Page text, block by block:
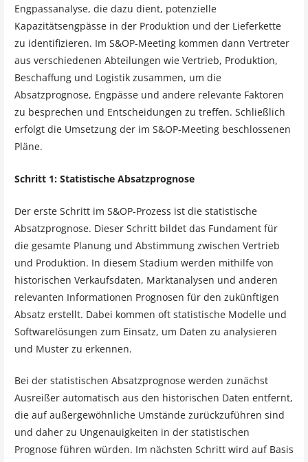
Engpassanalyse, die dazu dient, potenzielle
Kapazitätsengpässe in der Produktion und der Lieferkette
zu identifizieren. Im S&OP-Meeting kommen dann Vertreter
aus verschiedenen Abteilungen wie Vertrieb, Produktion,
Beschaffung und Logistik zusammen, um die
Absatzprognose, Engpässe und andere relevante Faktoren
zu besprechen und Entscheidungen zu treffen. Schließlich
erfolgt die Umsetzung der im S&OP-Meeting beschlossenen
Pläne.
Schritt 1: Statistische Absatzprognose
Der erste Schritt im S&OP-Prozess ist die statistische
Absatzprognose. Dieser Schritt bildet das Fundament für
die gesamte Planung und Abstimmung zwischen Vertrieb
und Produktion. In diesem Stadium werden mithilfe von
historischen Verkaufsdaten, Marktanalysen und anderen
relevanten Informationen Prognosen für den zukünftigen
Absatz erstellt. Dabei kommen oft statistische Modelle und
Softwarelösungen zum Einsatz, um Daten zu analysieren
und Muster zu erkennen.
Bei der statistischen Absatzprognose werden zunächst
Ausreißer automatisch aus den historischen Daten entfernt,
die auf außergewöhnliche Umstände zurückzuführen sind
und daher zu Ungenauigkeiten in der statistischen
Prognose führen würden. Im nächsten Schritt wird auf Basis